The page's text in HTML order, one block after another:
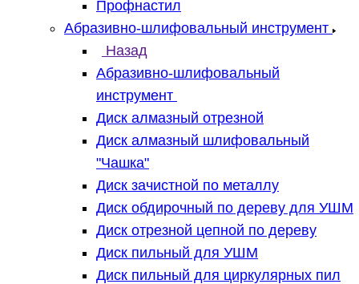
Профнастил
Абразивно-шлифовальный инструмент
Назад
Абразивно-шлифовальный
инструмент
Диск алмазный отрезной
Диск алмазный шлифовальный
"Чашка"
Диск зачистной по металлу
Диск обдирочный по дереву для УШМ
Диск отрезной цепной по дереву
Диск пильный для УШМ
Диск пильный для циркулярных пил